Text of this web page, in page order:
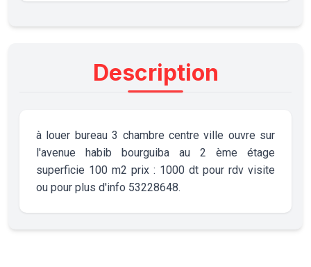
Description
à louer bureau 3 chambre centre ville ouvre sur
l'avenue habib bourguiba au 2 ème étage
superficie 100 m2 prix : 1000 dt pour rdv visite
ou pour plus d'info 53228648.